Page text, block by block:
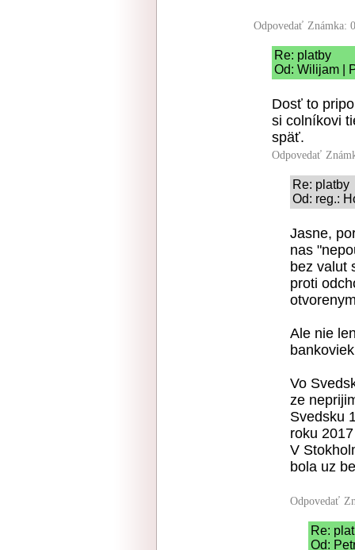
Odpovedať Známka:
Re: platby
Od: Wilijam |
Dosť to
si colníkovi
späť.
Odpovedať
Re: platby
Od: reg.:
Jasne,
nas
bez valut
proti
Ale nie
Vo
ze
Svedsku
roku
V
bola uz
Odpovedať
Re:
Od: